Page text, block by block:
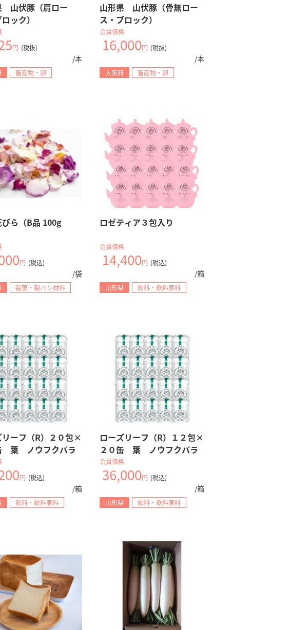
eSmart
コスト削減
変わる。
ちらから
山伏豚（肩ロー
ック）
円 (税抜)
/本
畜産物・卵
山形県 山伏豚（骨無ロー
ス・ブロック）
会員価格
16,000円 (税抜)
/本
大阪府 畜産物・卵
ら（B品 100g
円 (税込)
/袋
製菓・製パン材料
ロゼティア３包入り
会員価格
14,400円 (税込)
/箱
山形県 飲料・飲料原料
リーフ（R）２０包×
葉 ノウフクバラ
円 (税込)
/箱
飲料・飲料原料
ローズリーフ（R）１２包×
２０缶 葉 ノウフクバラ
会員価格
36,000円 (税込)
/箱
山形県 飲料・飲料原料